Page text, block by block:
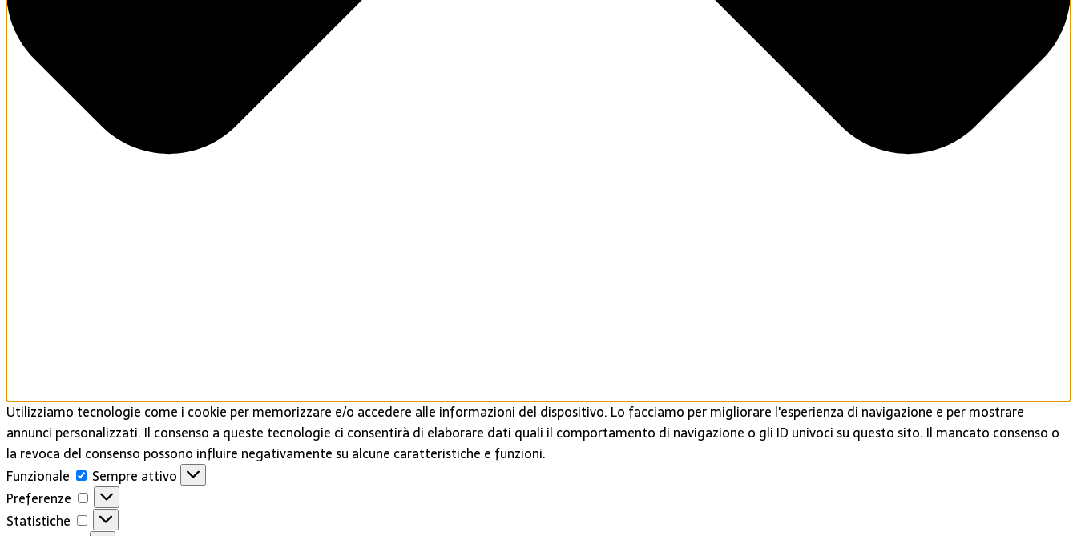
Utilizziamo tecnologie come i cookie per memorizzare e/o accedere alle informazioni del dispositivo. Lo facciamo per migliorare l'esperienza di navigazione e per mostrare
annunci personalizzati. Il consenso a queste tecnologie ci consentirà di elaborare dati quali il comportamento di navigazione o gli ID univoci su questo sito. Il mancato consenso o
la revoca del consenso possono influire negativamente su alcune caratteristiche e funzioni.
Funzionale
Funzionale
Sempre attivo
Preferenze
Preferenze
Statistiche
Statistiche